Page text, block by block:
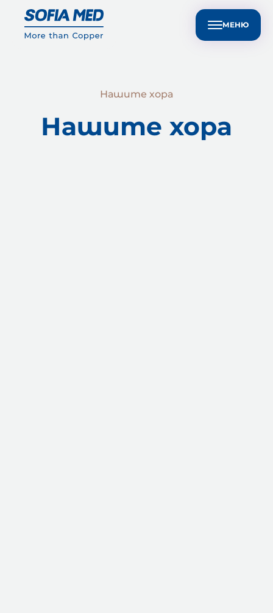
МЕНЮ
Техническа поддръжка за клиенти EN
Устойчивост Медиен център Контакти
Нашите хора
Нашите хора